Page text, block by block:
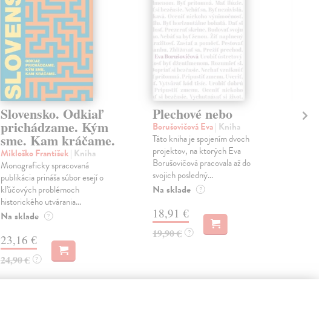
Slovensko. Odkiaľ
prichádzame. Kým
sme. Kam kráčame.
Mikloško František| Kniha
Monograficky spracovaná
publikácia prináša súbor esejí o
kľúčových problémoch
historického utvárania...
Na sklade ?
23,16 €
24,90 € ?
Plechové nebo
Borušovičová Eva| Kniha
Táto kniha je spojením dvoch
projektov, na ktorých Eva
Borušovičová pracovala až do
svojich posledný...
Na sklade ?
18,91 €
19,90 € ?